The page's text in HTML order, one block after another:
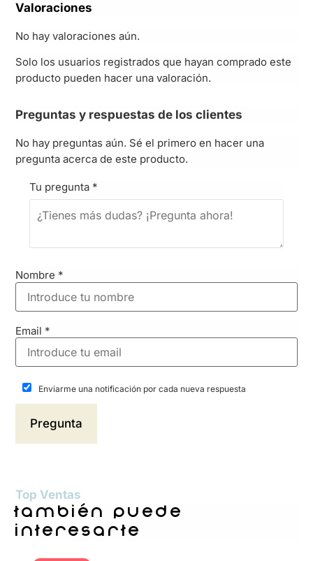
Valoraciones
No hay valoraciones aún.
Solo los usuarios registrados que hayan comprado este
producto pueden hacer una valoración.
Preguntas y respuestas de los clientes
No hay preguntas aún. Sé el primero en hacer una
pregunta acerca de este producto.
Tu pregunta *
Nombre *
Email *
Enviarme una notificación por cada nueva respuesta
Top Ventas
también puede
interesarte